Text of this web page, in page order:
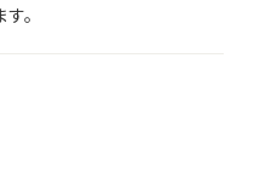
。